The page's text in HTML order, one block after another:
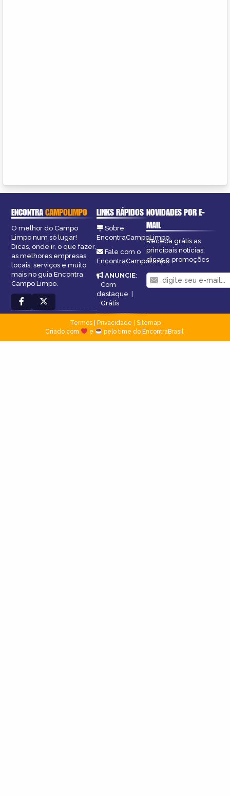
ENCONTRACAMPOLIMPO
O melhor do Campo
Limpo num só lugar!
Dicas, onde ir, o que fazer,
as melhores empresas,
locais, serviços e muito
mais no guia Encontra
Campo Limpo.
LINKS RÁPIDOS
Sobre
EncontraCampoLimpo
Fale com o
EncontraCampoLimpo
ANUNCIE:
Com
destaque |
Grátis
NOVIDADES POR E-
MAIL
Receba grátis as
principais notícias,
dicas e promoções
Termos| Privacidade
Sitemap
Criado com
e pelo time do EncontraBrasil